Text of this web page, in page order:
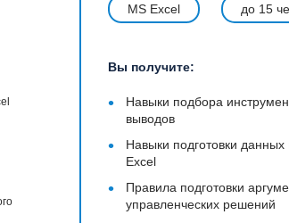
MS Excel до 15
Вы получите:
•
Навыки подбора
выводов
•
Навыки подготовки
Excel
•
Правила подготовки
управленческих решений